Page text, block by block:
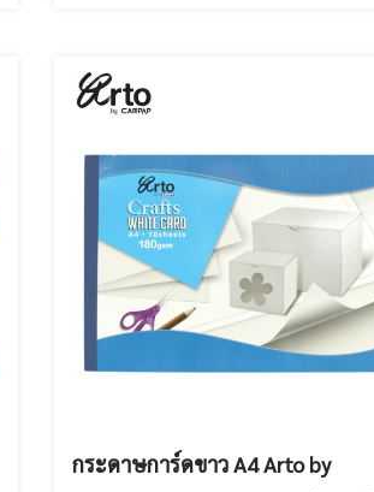
กระดาษการ์ดขาว A4 Arto by